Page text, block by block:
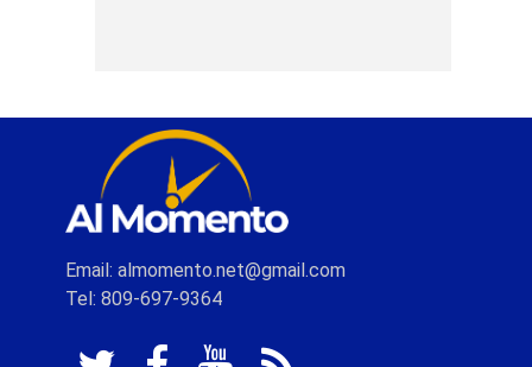
Email: almomento.net@gmail.com
Tel: 809-697-9364